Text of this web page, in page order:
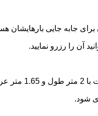
جابه جایی بارهایشان
آن را رزرو نمایید.
شود.